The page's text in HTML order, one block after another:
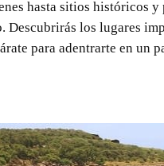
hasta sitios históricos
los lugares
para adentrarte en un